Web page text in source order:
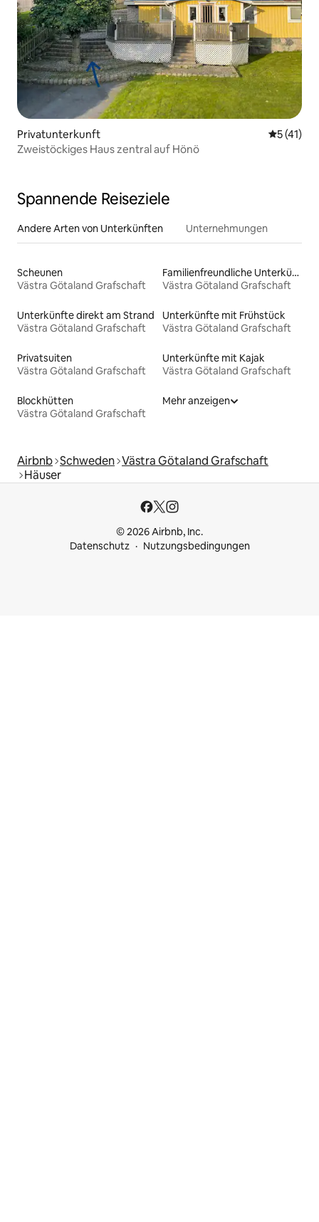
Privatunterkunft
5 (41)
Zweistöckiges Haus zentral auf Hönö
Spannende Reiseziele
Andere Arten von Unterkünften Unternehmungen
Scheunen
Västra Götaland Grafschaft
Familienfreundliche Unterkünfte
Västra Götaland Grafschaft
Unterkünfte direkt am Strand
Västra Götaland Grafschaft
Unterkünfte mit Frühstück
Västra Götaland Grafschaft
Privatsuiten
Västra Götaland Grafschaft
Unterkünfte mit Kajak
Västra Götaland Grafschaft
Blockhütten
Västra Götaland Grafschaft
Mehr anzeigen
Airbnb Schweden Västra Götaland Grafschaft
Häuser
© 2026 Airbnb, Inc.
Datenschutz
Nutzungsbedingungen